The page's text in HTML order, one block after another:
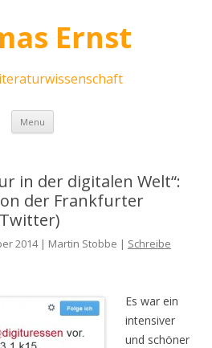
Ernst
Menu Skip
content
in der digitalen Welt“:
der Frankfurter
2014 | Martin Stobbe | Schreibe
Es war ein
intensiver
und schöner